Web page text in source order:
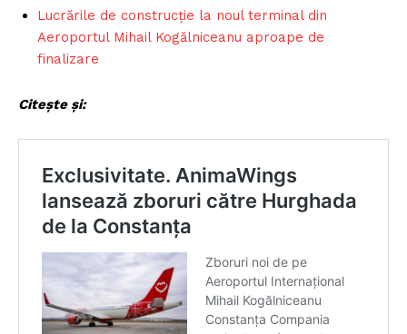
Lucrările de construcție la noul terminal din
Aeroportul Mihail Kogălniceanu aproape de
finalizare
Citește și: